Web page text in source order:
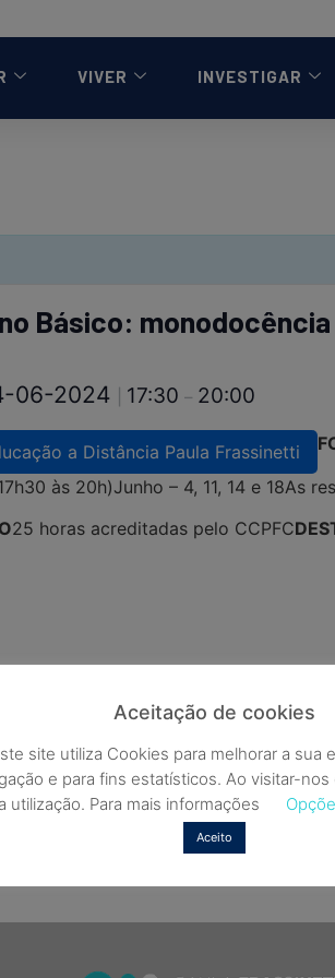
VIVER INVESTIGAR
Básico:
06-2024 17:30 – 20:00
a Distância Paula Frassinetti
às 20h)Junho – 4, 11, 14 e 18As
25 horas acreditadas pelo CCPFC
e
Materiais
Aceitação de cookies
site utiliza Cookies para melhorar a sua
e para fins estatísticos. Ao visitar-
utilização. Para mais informações
Aceito